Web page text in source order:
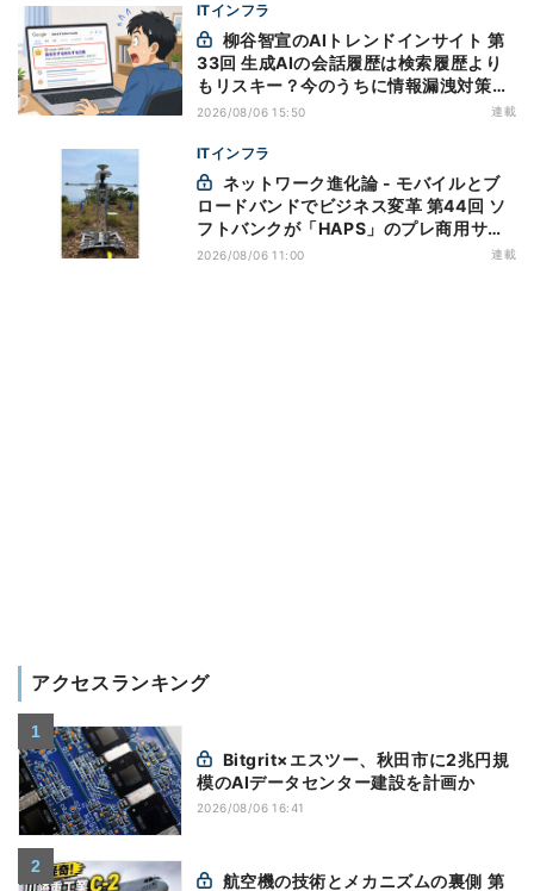
ITインフラ
33回 生成AIの会話履歴は検索履歴より
もリスキー？今のうちに情報漏洩対策を
万全にしておこう
2026/08/06 15:50 連載
ITインフラ
ロードバンドでビジネス変革 第44回 ソ
フトバンクが「HAPS」のプレ商用サー
ビス開始を表明、本格的な商用展開のめ
2026/08/06 11:00 連載
アクセスランキング
模のAIデータセンター建設を計画か
2026/08/06 16:41